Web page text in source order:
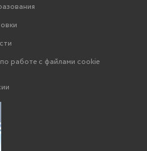
работе с файлами cookie